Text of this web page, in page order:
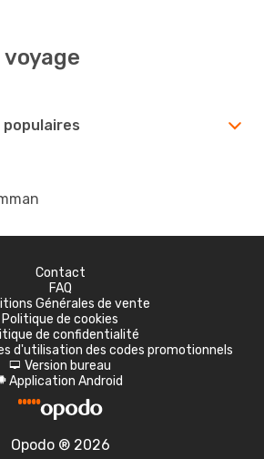
Contact
FAQ
Générales de vente
Politique de cookies
de confidentialité
d'utilisation des codes promotionnels
d Version bureau
Application Android
Opodo ® 2026